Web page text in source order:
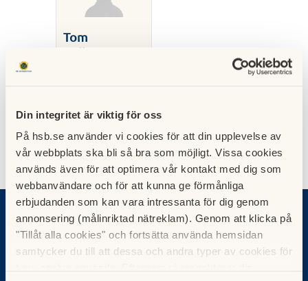
Din integritet är viktig för oss
På hsb.se använder vi cookies för att din upplevelse av
vår webbplats ska bli så bra som möjligt. Vissa cookies
används även för att optimera vår kontakt med dig som
webbanvändare och för att kunna ge förmånliga
erbjudanden som kan vara intressanta för dig genom
annonsering (målinriktad nätreklam). Genom att klicka på
"Tillåt alla cookies" och fortsätta använda hemsidan
samtycker du till att dessa och andra typer av cookies för
Tom
Wilkinson
hsb.se
Vad vill du göra?
Sök bostad
Bli medlem